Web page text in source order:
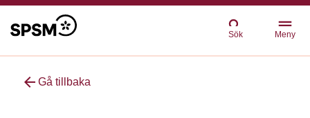
Sök Meny
arrow_back Gå tillbaka